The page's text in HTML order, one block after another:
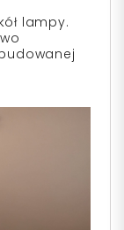
lampy.